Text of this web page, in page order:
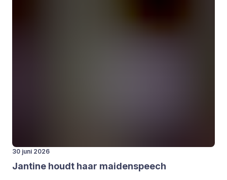
30 juni 2026
Jan­ti­ne houdt haar mai­den­speech